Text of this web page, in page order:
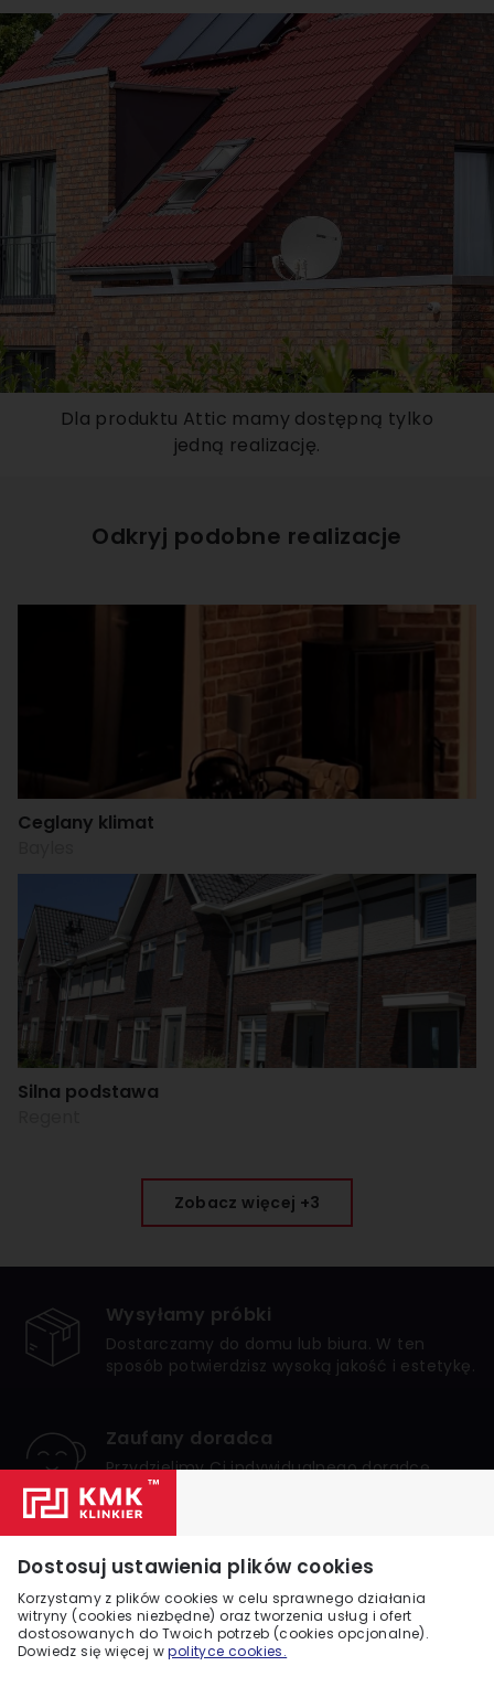
Dla produktu Attic mamy dostępną tylko
jedną realizację.
Odkryj podobne realizacje
Ceglany klimat
Silna podstawa
Zobacz więcej +3
Dostosuj ustawienia plików cookies
Korzystamy z plików cookies w celu sprawnego działania
witryny (cookies niezbędne) oraz tworzenia usług i ofert
dostosowanych do Twoich potrzeb (cookies opcjonalne).
Dowiedz się więcej wpolityce cookies.
Wysyłamy próbki
Dostarczamy do domu lub biura. W ten
sposób potwierdzisz wysoką jakość i estetykę.
Zaufany doradca
Przydzielimy Ci indywidualnego doradcę,
który zagwarantuje bezpieczne i udane
zakupy.
Numer 1 w Polsce
Jesteśmy liderem internetowej sprzedaży
klinkieru w Polsce. Zaufało nam wielu
klientów.